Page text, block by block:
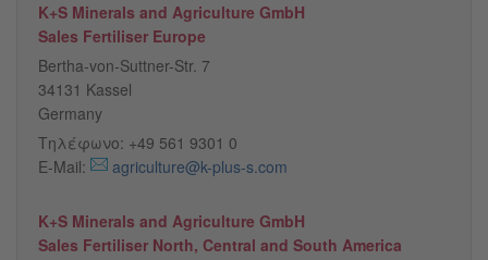
K+S Minerals and Agriculture GmbH
Sales Fertiliser Europe
Bertha-von-Suttner-Str. 7
34131 Kassel
Germany
Τηλέφωνο: +49 561 9301 0
E-Mail:
agriculture@k-plus-s.com
K+S Minerals and Agriculture GmbH
Sales Fertiliser North, Central and South America